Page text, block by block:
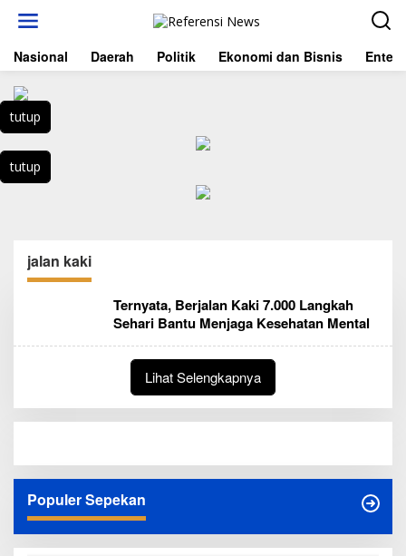
t
k
k
o
t
Nasional Daerah Politik Ekonomi dan Bisnis
tutup
tutup
jalan kaki
Ternyata, Berjalan Kaki 7.000 Langkah
Sehari Bantu Menjaga Kesehatan Mental
Lihat Selengkapnya
Populer Sepekan